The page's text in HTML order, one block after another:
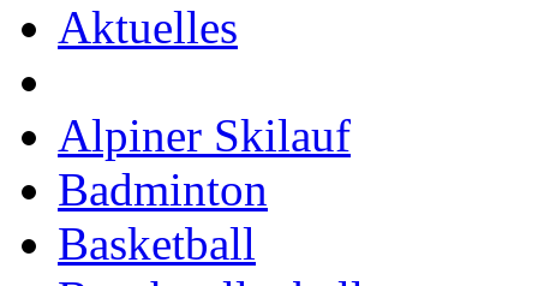
Aktuelles
Alpiner Skilauf
Badminton
Basketball